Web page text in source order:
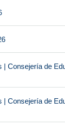
Consejería de
Consejería de